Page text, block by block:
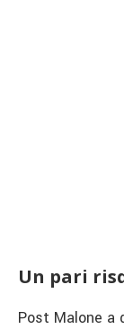
Un pari
Post Malone a